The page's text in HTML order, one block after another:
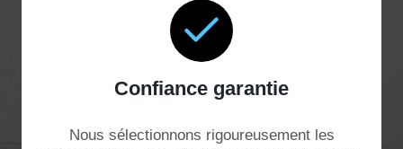
Confiance garantie
Nous sélectionnons rigoureusement les